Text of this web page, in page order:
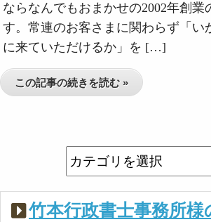
ならなんでもおまかせの2002年創業
す。常連のお客さまに関わらず「い
に来ていただけるか」を […]
この記事の続きを読む »
竹本行政書士事務所